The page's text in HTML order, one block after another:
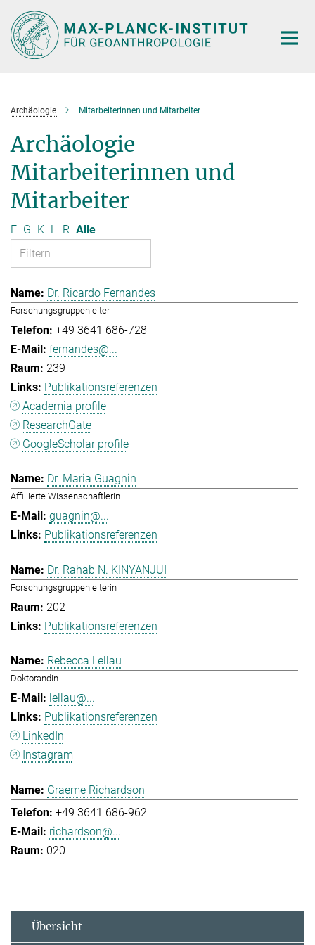
Hauptinhalt
Archäologie Mitarbeiterinnen und Mitarbeiter
Archäologie
Mitarbeiterinnen und
Mitarbeiter
F G K L R Alle
Dr. Ricardo Fernandes
Forschungsgruppenleiter
+49 3641 686-728
fernandes@...
239
Publikationsreferenzen
Academia profile
ResearchGate
GoogleScholar profile
Dr. Maria Guagnin
Affiliierte Wissenschaftlerin
guagnin@...
Publikationsreferenzen
Dr. Rahab N. KINYANJUI
Forschungsgruppenleiterin
202
Publikationsreferenzen
Rebecca Lellau
Doktorandin
lellau@...
Publikationsreferenzen
LinkedIn
Instagram
Graeme Richardson
+49 3641 686-962
richardson@...
020
Übersicht